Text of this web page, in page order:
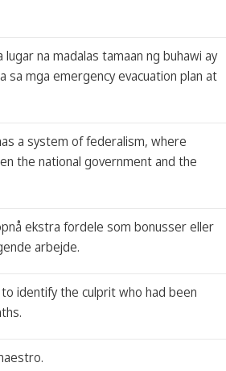
na madalas tamaan ng buhawi ay
sa mga emergency evacuation plan at
a system of federalism, where
the national government and the
ekstra fordele som bonusser eller
arbejde.
identify the culprit who had been